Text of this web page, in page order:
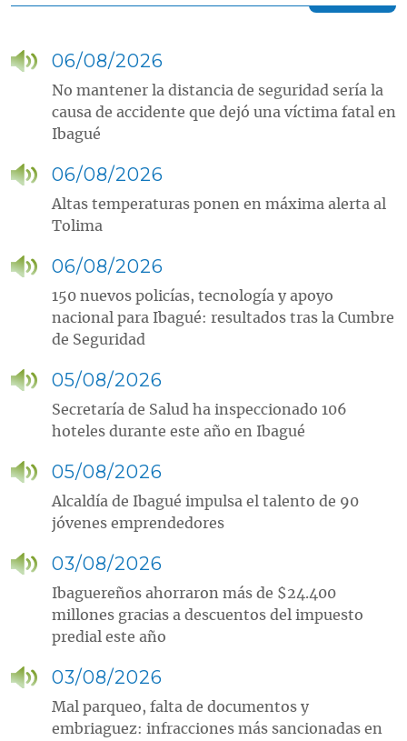
06/08/2026
No mantener la distancia de seguridad sería la
causa de accidente que dejó una víctima fatal en
Ibagué
06/08/2026
Altas temperaturas ponen en máxima alerta al
Tolima
06/08/2026
150 nuevos policías, tecnología y apoyo
nacional para Ibagué: resultados tras la Cumbre
de Seguridad
05/08/2026
Secretaría de Salud ha inspeccionado 106
hoteles durante este año en Ibagué
05/08/2026
Alcaldía de Ibagué impulsa el talento de 90
jóvenes emprendedores
03/08/2026
Ibaguereños ahorraron más de $24.400
millones gracias a descuentos del impuesto
predial este año
03/08/2026
Mal parqueo, falta de documentos y
embriaguez: infracciones más sancionadas en